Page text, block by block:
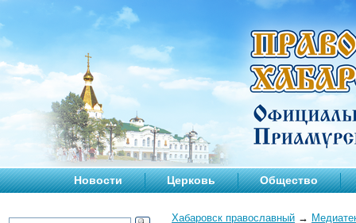
Новости Церковь Общество
Хабаровск православный →